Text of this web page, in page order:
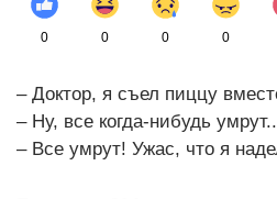
0 0 0 0
– Доктор, я съел пиццу
– Ну, все когда-нибудь
– Все умрут! Ужас, что я